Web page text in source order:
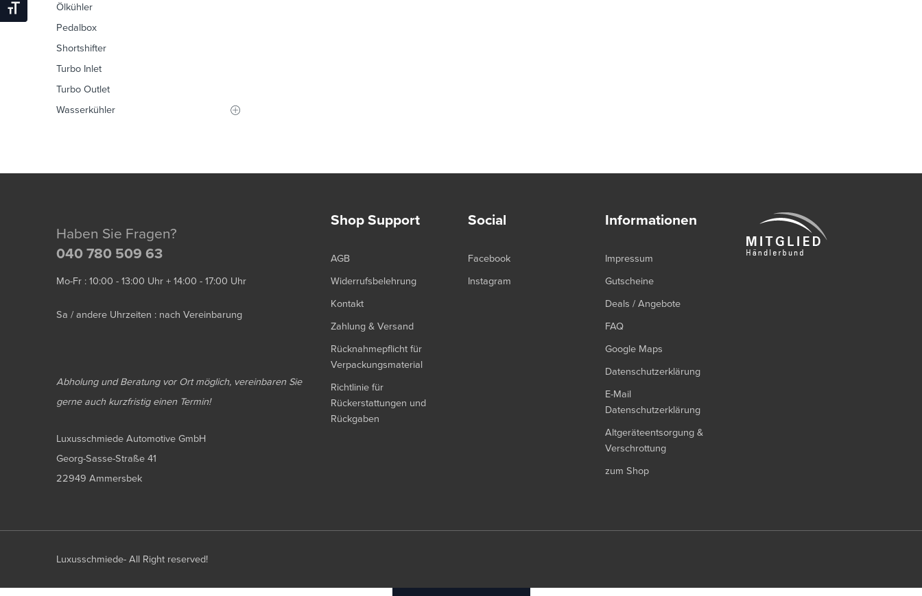
Schrift Vergrößern
Ölkühler
Pedalbox
Shortshifter
Turbo Inlet
Turbo Outlet
Wasserkühler
Haben Sie Fragen?
040 780 509 63
Mo-Fr : 10:00 - 13:00 Uhr + 14:00 - 17:00 Uhr
Sa / andere Uhrzeiten : nach Vereinbarung
Abholung und Beratung vor Ort möglich, vereinbaren Sie
gerne auch kurzfristig einen Termin!
Luxusschmiede Automotive GmbH
Georg-Sasse-Straße 41
22949 Ammersbek
Shop Support
AGB
Widerrufsbelehrung
Kontakt
Zahlung & Versand
Rücknahmepflicht für
Verpackungsmaterial
Richtlinie für
Rückerstattungen und
Rückgaben
Social
Facebook
Instagram
Informationen
Impressum
Gutscheine
Deals / Angebote
FAQ
Google Maps
Datenschutzerklärung
E-Mail
Datenschutzerklärung
Altgeräteentsorgung &
Verschrottung
zum Shop
Luxusschmiede- All Right reserved!